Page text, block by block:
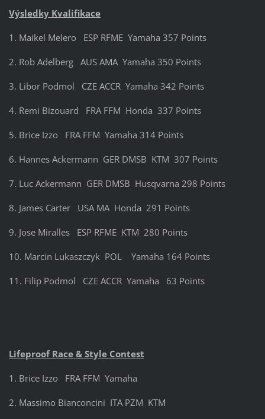
Výsledky Kvalifikace
1. Maikel Melero ESP RFME Yamaha 357 Points
2. Rob Adelberg AUS AMA Yamaha 350 Points
3. Libor Podmol CZE ACCR Yamaha 342 Points
4. Remi Bizouard FRA FFM Honda 337 Points
5. Brice Izzo FRA FFM Yamaha 314 Points
6. Hannes Ackermann GER DMSB KTM 307 Points
7. Luc Ackermann GER DMSB Husqvarna 298 Points
8. James Carter USA MA Honda 291 Points
9. Jose Miralles ESP RFME KTM 280 Points
10. Marcin Lukaszczyk POL Yamaha 164 Points
11. Filip Podmol CZE ACCR Yamaha 63 Points
Lifeproof Race & Style Contest
1. Brice Izzo FRA FFM Yamaha
2. Massimo Bianconcini ITA PZM KTM